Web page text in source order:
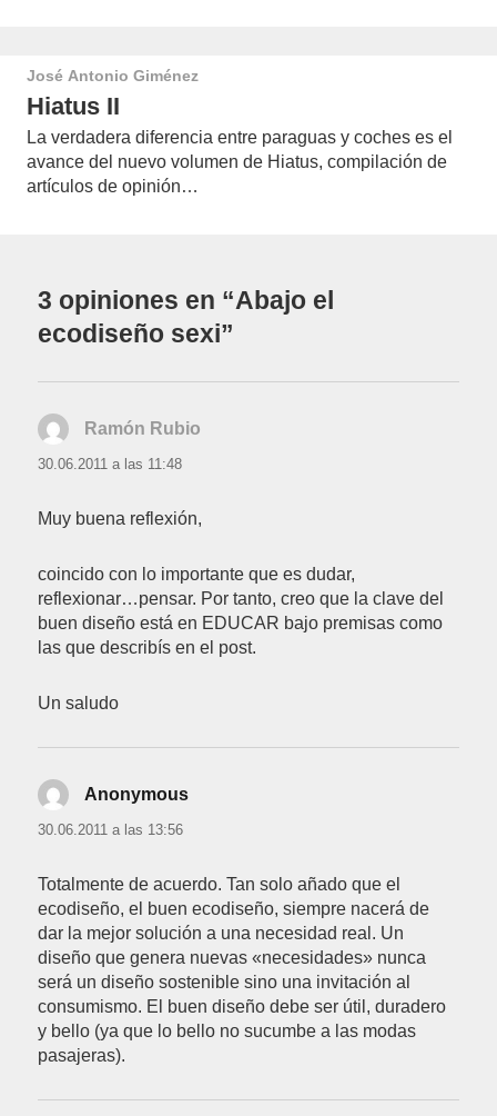
José Antonio Giménez
Hiatus II
La verdadera diferencia entre paraguas y coches es el
avance del nuevo volumen de Hiatus, compilación de
artículos de opinión…
3 opiniones en “Abajo el
ecodiseño sexi”
Ramón Rubio
30.06.2011 a las 11:48
Muy buena reflexión,
coincido con lo importante que es dudar,
reflexionar…pensar. Por tanto, creo que la clave del
buen diseño está en EDUCAR bajo premisas como
las que describís en el post.
Un saludo
Anonymous
30.06.2011 a las 13:56
Totalmente de acuerdo. Tan solo añado que el
ecodiseño, el buen ecodiseño, siempre nacerá de
dar la mejor solución a una necesidad real. Un
diseño que genera nuevas «necesidades» nunca
será un diseño sostenible sino una invitación al
consumismo. El buen diseño debe ser útil, duradero
y bello (ya que lo bello no sucumbe a las modas
pasajeras).